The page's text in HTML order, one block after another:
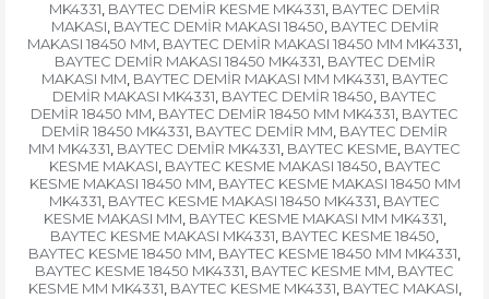
MK4331, BAYTEC DEMİR KESME MK4331, BAYTEC DEMİR
MAKASI, BAYTEC DEMİR MAKASI 18450, BAYTEC DEMİR
MAKASI 18450 MM, BAYTEC DEMİR MAKASI 18450 MM MK4331,
BAYTEC DEMİR MAKASI 18450 MK4331, BAYTEC DEMİR
MAKASI MM, BAYTEC DEMİR MAKASI MM MK4331, BAYTEC
DEMİR MAKASI MK4331, BAYTEC DEMİR 18450, BAYTEC
DEMİR 18450 MM, BAYTEC DEMİR 18450 MM MK4331, BAYTEC
DEMİR 18450 MK4331, BAYTEC DEMİR MM, BAYTEC DEMİR
MM MK4331, BAYTEC DEMİR MK4331, BAYTEC KESME, BAYTEC
KESME MAKASI, BAYTEC KESME MAKASI 18450, BAYTEC
KESME MAKASI 18450 MM, BAYTEC KESME MAKASI 18450 MM
MK4331, BAYTEC KESME MAKASI 18450 MK4331, BAYTEC
KESME MAKASI MM, BAYTEC KESME MAKASI MM MK4331,
BAYTEC KESME MAKASI MK4331, BAYTEC KESME 18450,
BAYTEC KESME 18450 MM, BAYTEC KESME 18450 MM MK4331,
BAYTEC KESME 18450 MK4331, BAYTEC KESME MM, BAYTEC
KESME MM MK4331, BAYTEC KESME MK4331, BAYTEC MAKASI,